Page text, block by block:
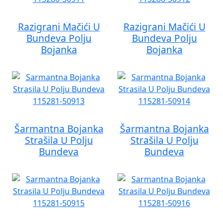
Razigrani Mačići U
Bundeva Polju
Bojanka
Razigrani Mačići U
Bundeva Polju
Bojanka
Šarmantna Bojanka
Strašila U Polju
Bundeva
Šarmantna Bojanka
Strašila U Polju
Bundeva